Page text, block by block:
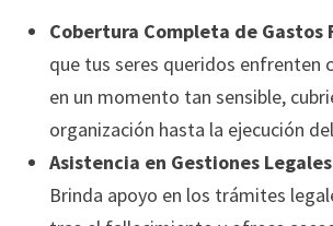
Cobertura Completa de Gastos
que tus seres queridos enfrenten
en un momento tan sensible,
organización hasta la ejecución
Asistencia en Gestiones
Brinda apoyo en los trámites